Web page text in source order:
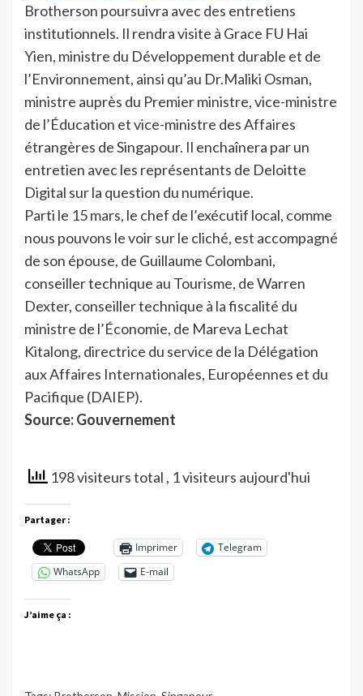
Brotherson poursuivra avec des entretiens
institutionnels. Il rendra visite à Grace FU Hai
Yien, ministre du Développement durable et de
l’Environnement, ainsi qu’au Dr.Maliki Osman,
ministre auprès du Premier ministre, vice-ministre
de l’Éducation et vice-ministre des Affaires
étrangères de Singapour. Il enchaînera par un
entretien avec les représentants de Deloitte
Digital sur la question du numérique.
Parti le 15 mars, le chef de l’exécutif local, comme
nous pouvons le voir sur le cliché, est accompagné
de son épouse, de Guillaume Colombani,
conseiller technique au Tourisme, de Warren
Dexter, conseiller technique à la fiscalité du
ministre de l’Économie, de Mareva Lechat
Kitalong, directrice du service de la Délégation
aux Affaires Internationales, Européennes et du
Pacifique (DAIEP).
Source: Gouvernement
198 visiteurs total , 1 visiteurs aujourd'hui
Partager :
Imprimer
Telegram
WhatsApp
E-mail
J’aime ça :